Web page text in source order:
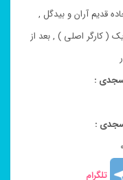
قدیم آران و بیدگل ,
( کارگر اصلی ) , بعد از
:
:
تلگرام